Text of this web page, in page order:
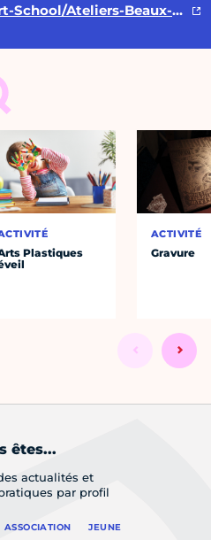
/pages/category/Art-School/Ateliers-Beaux-Arts-de-la-Ville-de-Paris-801164436616800/
Plastiques
ACTIVITÉ
Gravure
êtes...
actualités et
par profil
ASSOCIATION JEUNE